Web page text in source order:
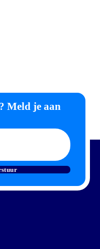
Meld je aan